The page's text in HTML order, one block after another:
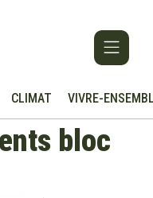
CLIMAT VIVRE-
bloc